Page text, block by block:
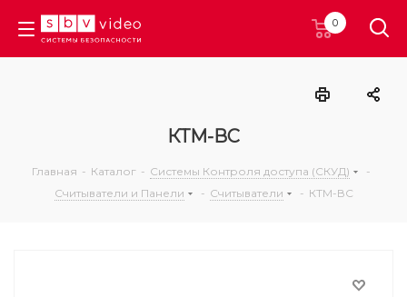
0
КТМ-ВС
Главная - Каталог - Системы Контроля доступа (СКУД)
-
Считыватели и Панели
- Считыватели - КТМ-ВС